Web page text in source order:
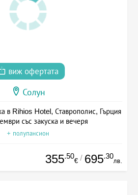
виж офертата
Солун
в Rihios Hotel, Ставрополис, Гърция
със закуска и вечеря
+ полупансион
355.50
€ / 695.30
лв.